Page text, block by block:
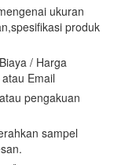
ukuran
produk
/ Harga
Email
pengakuan
sampel